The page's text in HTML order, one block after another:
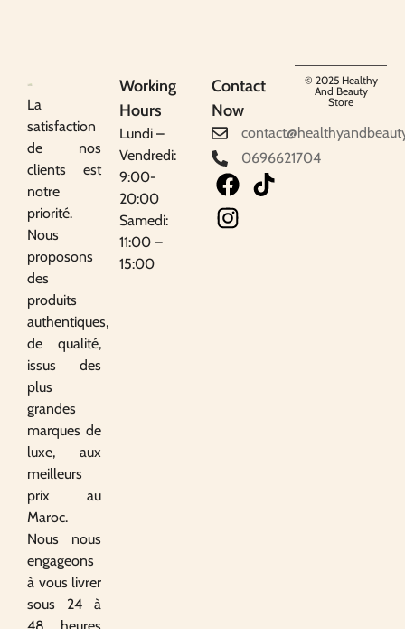
La
satisfaction
de nos
clients est
notre
priorité.
Nous
proposons
des
produits
authentiques,
de qualité,
issus des
plus
grandes
marques de
luxe, aux
meilleurs
prix au
Maroc.
Nous nous
engageons
à vous livrer
sous 24 à
48 heures
Working
Hours
Lundi –
Vendredi:
9:00-
20:00
Samedi:
11:00 –
15:00
Contact
Now
0696621704
© 2025 Healthy
And Beauty
Store